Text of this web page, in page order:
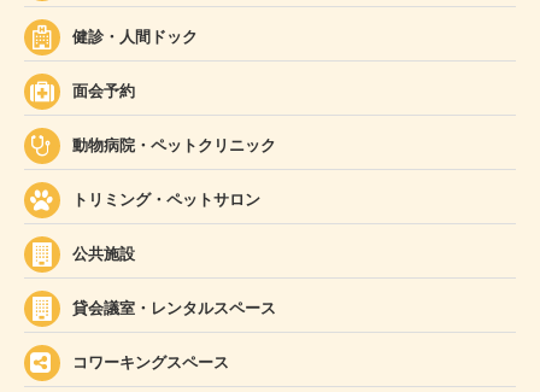
健診・人間ドック
面会予約
動物病院・ペットクリニック
トリミング・ペットサロン
公共施設
貸会議室・レンタルスペース
コワーキングスペース